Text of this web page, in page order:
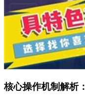
核心操作机制解析：